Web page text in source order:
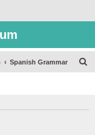
Spanish Grammar